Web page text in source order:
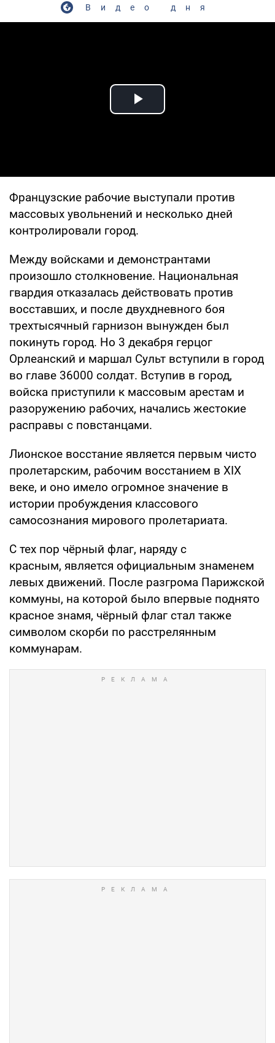
Видео дня
Play Video
Французские рабочие выступали против
массовых увольнений и несколько дней
контролировали город.
Между войсками и демонстрантами
произошло столкновение. Национальная
гвардия отказалась действовать против
восставших, и после двухдневного боя
трехтысячный гарнизон вынужден был
покинуть город. Но 3 декабря герцог
Орлеанский и маршал Сульт вступили в город
во главе 36000 солдат. Вступив в город,
войска приступили к массовым арестам и
разоружению рабочих, начались жестокие
расправы с повстанцами.
Лионское восстание является первым чисто
пролетарским, рабочим восстанием в XIX
веке, и оно имело огромное значение в
истории пробуждения классового
самосознания мирового пролетариата.
С тех пор чёрный флаг, наряду с
красным, является официальным знаменем
левых движений. После разгрома Парижской
коммуны, на которой было впервые поднято
красное знамя, чёрный флаг стал также
символом скорби по расстрелянным
коммунарам.